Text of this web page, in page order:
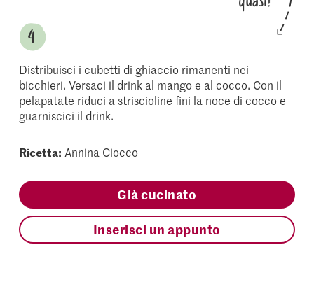
Distribuisci i cubetti di ghiaccio rimanenti nei
bicchieri. Versaci il drink al mango e al cocco. Con il
pelapatate riduci a striscioline fini la noce di cocco e
guarniscici il drink.
Ricetta: Annina Ciocco
Già cucinato
Inserisci un appunto